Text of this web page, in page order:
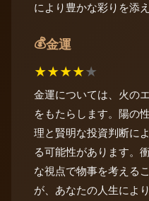
により豊かな彩りを添
💰金運
★★★★★
金運については、火の
をもたらします。陽の
理と賢明な投資判断に
る可能性があります。
な視点で物事を考える
が、あなたの人生によ